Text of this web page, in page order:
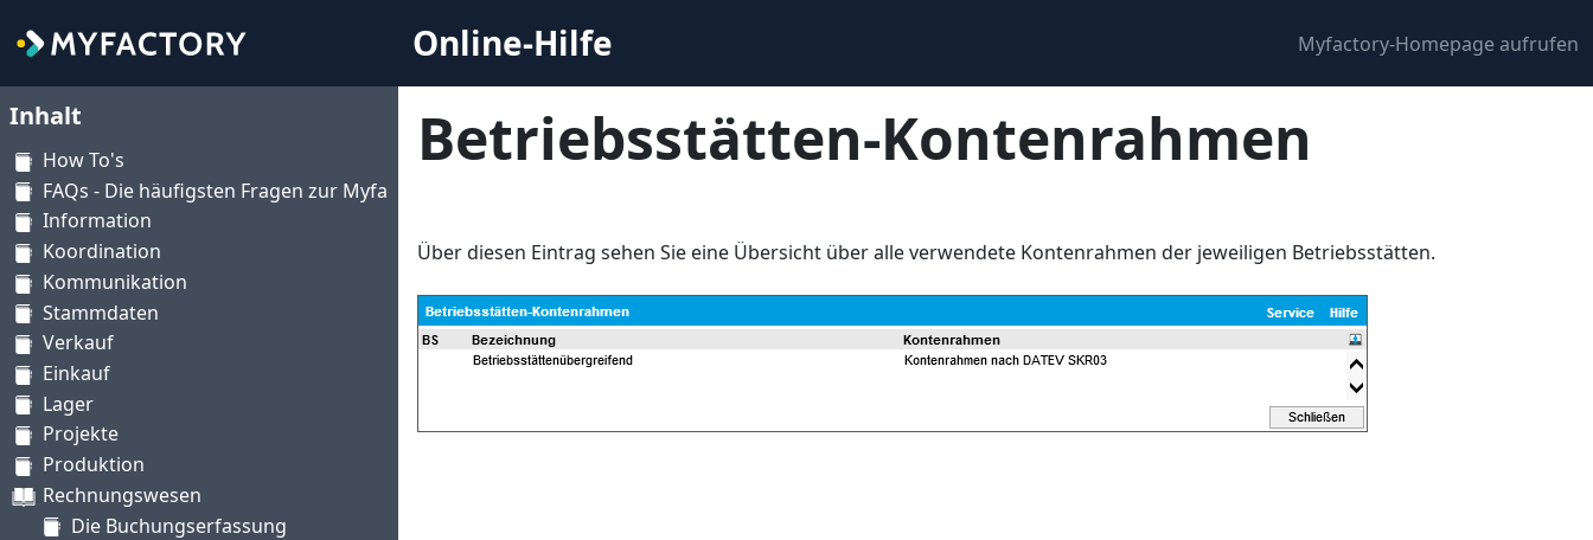
Online-Hilfe Myfactory-Homepage aufrufen
Inhalt
How To's
FAQs - Die häufigsten Fragen zur Myfactory
Information
Koordination
Kommunikation
Stammdaten
Verkauf
Einkauf
Lager
Projekte
Produktion
Rechnungswesen
Die Buchungserfassung
Betriebsstätten-Kontenrahmen
Über diesen Eintrag sehen Sie eine Übersicht über alle verwendete Kontenrahmen der jeweiligen Betriebsstätten.